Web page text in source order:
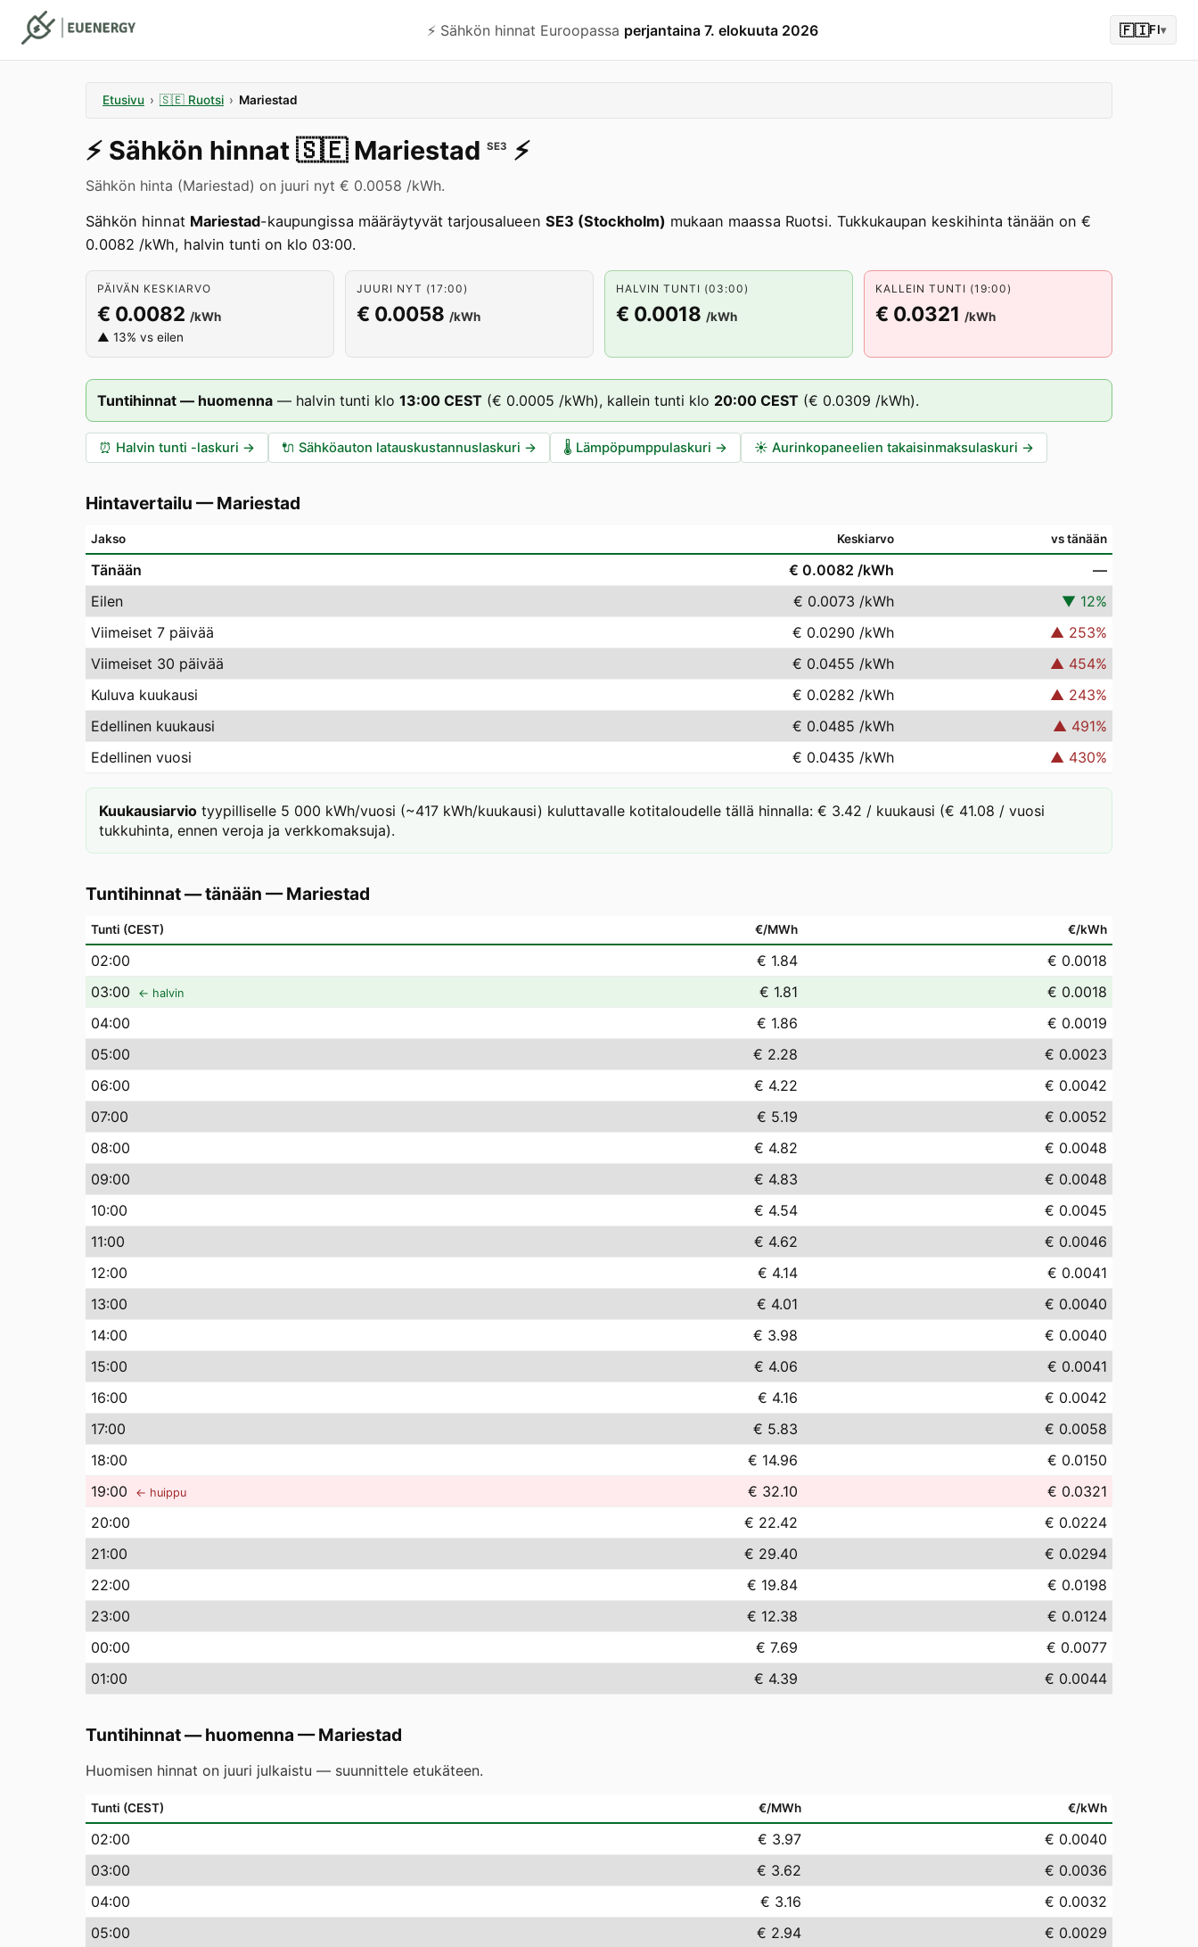
⚡️ Sähkön hinnat Euroopassa perjantaina 7. elokuuta 2026 🇫🇮FI▾
Etusivu › 🇸🇪 Ruotsi › Mariestad
⚡️ Sähkön hinnat 🇸🇪 Mariestad SE3 ⚡️
Sähkön hinta (Mariestad) on juuri nyt € 0.0058 /kWh.
Sähkön hinnat Mariestad-kaupungissa määräytyvät tarjousalueen SE3 (Stockholm) mukaan maassa Ruotsi. Tukkukaupan keskihinta tänään on €
0.0082 /kWh, halvin tunti on klo 03:00.
PÄIVÄN KESKIARVO
€ 0.0082 /kWh
▲ 13% vs eilen
JUURI NYT (17:00)
€ 0.0058 /kWh
HALVIN TUNTI (03:00)
€ 0.0018 /kWh
KALLEIN TUNTI (19:00)
€ 0.0321 /kWh
Tuntihinnat — huomenna — halvin tunti klo 13:00 CEST (€ 0.0005 /kWh), kallein tunti klo 20:00 CEST (€ 0.0309 /kWh).
⏰ Halvin tunti -laskuri → 🔌 Sähköauton latauskustannuslaskuri → 🌡️ Lämpöpumppulaskuri → ☀️ Aurinkopaneelien takaisinmaksulaskuri →
Hintavertailu —Mariestad
Jakso Keskiarvo vs tänään
Tänään € 0.0082 /kWh
—
Eilen
€ 0.0073 /kWh ▼ 12%
Viimeiset 7 päivää
€ 0.0290 /kWh ▲ 253%
Viimeiset 30 päivää
€ 0.0455 /kWh ▲ 454%
Kuluva kuukausi
€ 0.0282 /kWh ▲ 243%
Edellinen kuukausi
€ 0.0485 /kWh ▲ 491%
Edellinen vuosi
€ 0.0435 /kWh ▲ 430%
Kuukausiarvio tyypilliselle 5 000 kWh/vuosi (~417 kWh/kuukausi) kuluttavalle kotitaloudelle tällä hinnalla: € 3.42 / kuukausi (€ 41.08 / vuosi
tukkuhinta, ennen veroja ja verkkomaksuja).
Tuntihinnat — tänään —Mariestad
Tunti (CEST) €/MWh €/kWh
02:00 € 1.84
€ 0.0018
03:00 ← halvin € 1.81
€ 0.0018
04:00 € 1.86
€ 0.0019
05:00 € 2.28
€ 0.0023
06:00 € 4.22
€ 0.0042
07:00 € 5.19
€ 0.0052
08:00 € 4.82
€ 0.0048
09:00 € 4.83
€ 0.0048
10:00 € 4.54
€ 0.0045
11:00 € 4.62
€ 0.0046
12:00 € 4.14
€ 0.0041
13:00 € 4.01
€ 0.0040
14:00 € 3.98
€ 0.0040
15:00 € 4.06
€ 0.0041
16:00 € 4.16
€ 0.0042
17:00 € 5.83
€ 0.0058
18:00 € 14.96
€ 0.0150
19:00 ← huippu € 32.10
€ 0.0321
20:00 € 22.42
€ 0.0224
21:00 € 29.40
€ 0.0294
22:00 € 19.84
€ 0.0198
23:00 € 12.38
€ 0.0124
00:00 € 7.69
€ 0.0077
01:00 € 4.39 € 0.0044
Tuntihinnat — huomenna —Mariestad
Huomisen hinnat on juuri julkaistu — suunnittele etukäteen.
Tunti (CEST) €/MWh €/kWh
02:00 € 3.97
€ 0.0040
03:00 € 3.62
€ 0.0036
04:00 € 3.16
€ 0.0032
05:00 € 2.94
€ 0.0029